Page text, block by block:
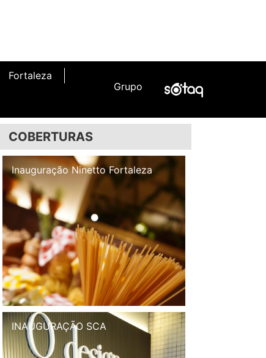
Fortaleza
Grupo
COBERTURAS
Inauguração Illa Café
INAUGURAÇÃO SCA